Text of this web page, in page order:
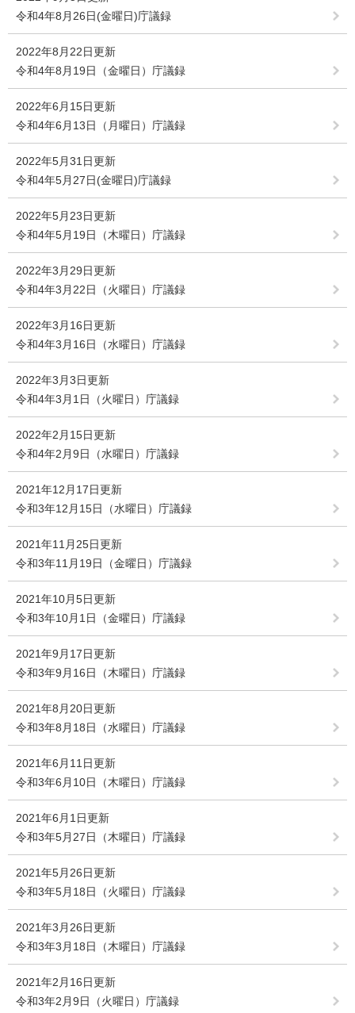
令和4年8月26日(金曜日)庁議録
2022年8月22日更新
令和4年8月19日（金曜日）庁議録
2022年6月15日更新
令和4年6月13日（月曜日）庁議録
2022年5月31日更新
令和4年5月27日(金曜日)庁議録
2022年5月23日更新
令和4年5月19日（木曜日）庁議録
2022年3月29日更新
令和4年3月22日（火曜日）庁議録
2022年3月16日更新
令和4年3月16日（水曜日）庁議録
2022年3月3日更新
令和4年3月1日（火曜日）庁議録
2022年2月15日更新
令和4年2月9日（水曜日）庁議録
2021年12月17日更新
令和3年12月15日（水曜日）庁議録
2021年11月25日更新
令和3年11月19日（金曜日）庁議録
2021年10月5日更新
令和3年10月1日（金曜日）庁議録
2021年9月17日更新
令和3年9月16日（木曜日）庁議録
2021年8月20日更新
令和3年8月18日（水曜日）庁議録
2021年6月11日更新
令和3年6月10日（木曜日）庁議録
2021年6月1日更新
令和3年5月27日（木曜日）庁議録
2021年5月26日更新
令和3年5月18日（火曜日）庁議録
2021年3月26日更新
令和3年3月18日（木曜日）庁議録
2021年2月16日更新
令和3年2月9日（火曜日）庁議録